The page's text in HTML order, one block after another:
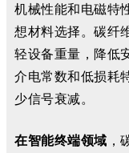
机械性能和电磁特
想材料选择。碳纤
轻设备重量，降低
介电常数和低损耗
少信号衰减。
在智能终端领域 ，